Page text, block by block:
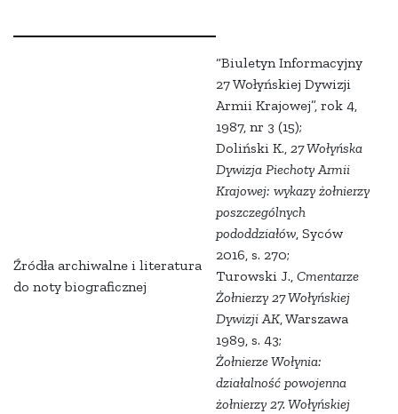
Źródła archiwalne i literatura
do noty biograficznej
“Biuletyn Informacyjny
27 Wołyńskiej Dywizji
Armii Krajowej”, rok 4,
1987, nr 3 (15);
Doliński K., 27 Wołyńska
Dywizja Piechoty Armii
Krajowej: wykazy żołnierzy
poszczególnych
pododdziałów, Syców
2016, s. 270;
Turowski J., Cmentarze
Żołnierzy 27 Wołyńskiej
Dywizji AK, Warszawa
1989, s. 43;
Żołnierze Wołynia:
działalność powojenna
żołnierzy 27. Wołyńskiej